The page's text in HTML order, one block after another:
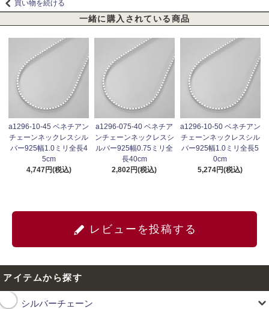
買い物を続ける
一緒に購入されている商品
a1296-10-45 ベネチアン
チェーンネックレスシル
バー925幅1.0ミリ全長4
5cm
4,747円(税込)
a1296-075-40 ベネチア
ンチェーンネックレスシ
ルバー925幅0.75ミリ全
長40cm
2,802円(税込)
a1296-10-50 ベネチアン
チェーンネックレスシル
バー925幅1.0ミリ全長5
0cm
5,274円(税込)
レビューを投稿する
アイテムから探す
シルバーチェーン